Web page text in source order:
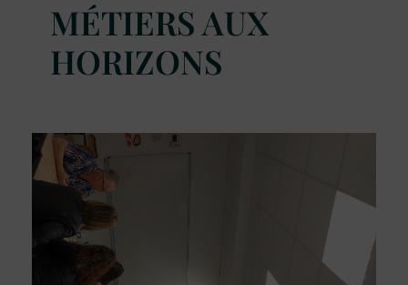
MÉTIERS AUX
HORIZONS